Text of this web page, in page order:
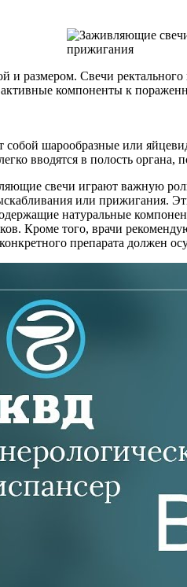
и размером. Свечи
активные компоненты к
собой шарообразные или
вводятся в полость органа,
свечи играют важную
или прижигания.
натуральные
Кроме того, врачи
препарата должен